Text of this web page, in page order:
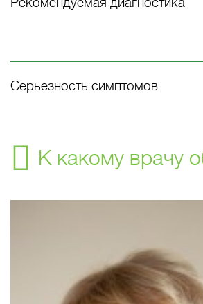
Серьезность симптомов
К какому врачу